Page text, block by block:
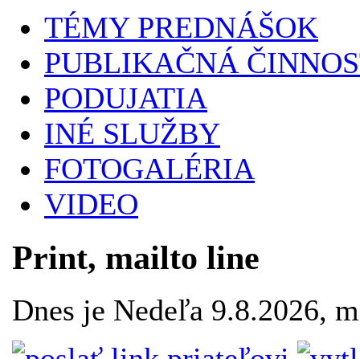
TÉMY PREDNÁŠOK
PUBLIKAČNÁ
PODUJATIA
INÉ SLUŽBY
FOTOGALÉRIA
VIDEO
Print, mailto line
Dnes je Nedeľa 9.8.2026,